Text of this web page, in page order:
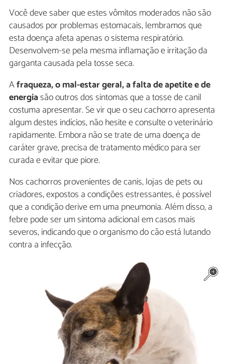
Você deve saber que estes vômitos moderados não são
causados por problemas estomacais, lembramos que
esta doença afeta apenas o sistema respiratório.
Desenvolvem-se pela mesma inflamação e irritação da
garganta causada pela tosse seca.
Afraqueza, o mal-estar geral, a falta de apetite e de
energiasão outros dos sintomas que a tosse de canil
costuma apresentar. Se vir que o seu cachorro apresenta
algum destes indícios, não hesite e consulte o veterinário
rapidamente. Embora não se trate de uma doença de
caráter grave, precisa de tratamento médico para ser
curada e evitar que piore.
Nos cachorros provenientes de canis, lojas de pets ou
criadores, expostos a condições estressantes, é possível
que a condição derive em uma pneumonia. Além disso, a
febre pode ser um sintoma adicional em casos mais
severos, indicando que o organismo do cão está lutando
contra a infecção.